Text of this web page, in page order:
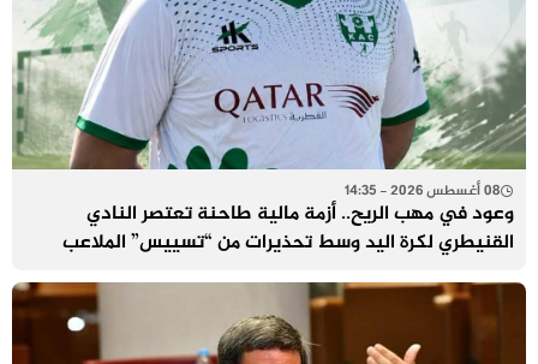
08 أغسطس 2026 - 14:35
وعود في مهب الريح.. أزمة مالية طاحنة تعتصر النادي
القنيطري لكرة اليد وسط تحذيرات من “تسييس” الملاعب